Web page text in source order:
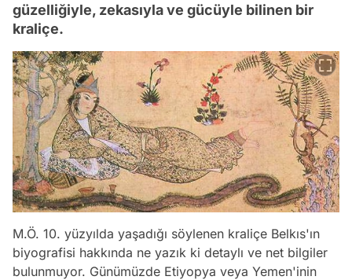
güzelliğiyle, zekasıyla ve gücüyle bilinen bir
kraliçe.
M.Ö. 10. yüzyılda yaşadığı söylenen kraliçe Belkıs'ın
biyografisi hakkında ne yazık ki detaylı ve net bilgiler
bulunmuyor. Günümüzde Etiyopya veya Yemen'inin